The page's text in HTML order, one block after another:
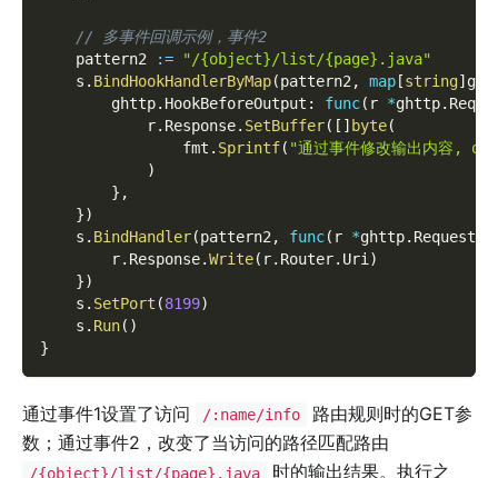
// 多事件回调示例，事件2
    pattern2
:=
"/{object}/list/{page}.java"
    s
. BindHookHandlerByMap(pattern2, map [string]
        ghttp
. HookBeforeOutput : func( r *ghttp.
            r
. Response. SetBuffer( [ ] byte(
                fmt
. Sprintf( "通过事件修改输出内容,
)
} ,
})
    s
. BindHandler(pattern2, func( r *ghttp. Request
        r
. Response.Write( r. Router. Uri)
})
    s
. SetPort (8199)
    s
. Run( )
}
通过事件1设置了访问 /:name/info
路由规则时的GET参
数；通过事件2，改变了当访问的路径匹配路由
/{object}/list/{page}.java
时的输出结果。执行之